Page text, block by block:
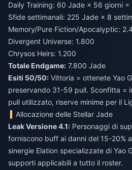
Daily Training: 60 Jade × 56 giorni =
Sfide settimanali: 225 Jade × 8
Memory/Pure Fiction/Apocalyptic:
Divergent Universe: 1.800
Chrysos Heirs: 1.200
Totale Endgame: 7.800 Jade
Esiti 50/50: Vittoria = ottenete Yao
preservando 31-59 pull. Sconfitta =
pull utilizzato, riserve minime per il
Allocazione delle Stellar Jade
Leak Versione 4.1: Personaggi di
forniscono buff ai danni del 15-20%
sinergie Elation specializzate di Yao
supporti applicabili a tutto il roster.